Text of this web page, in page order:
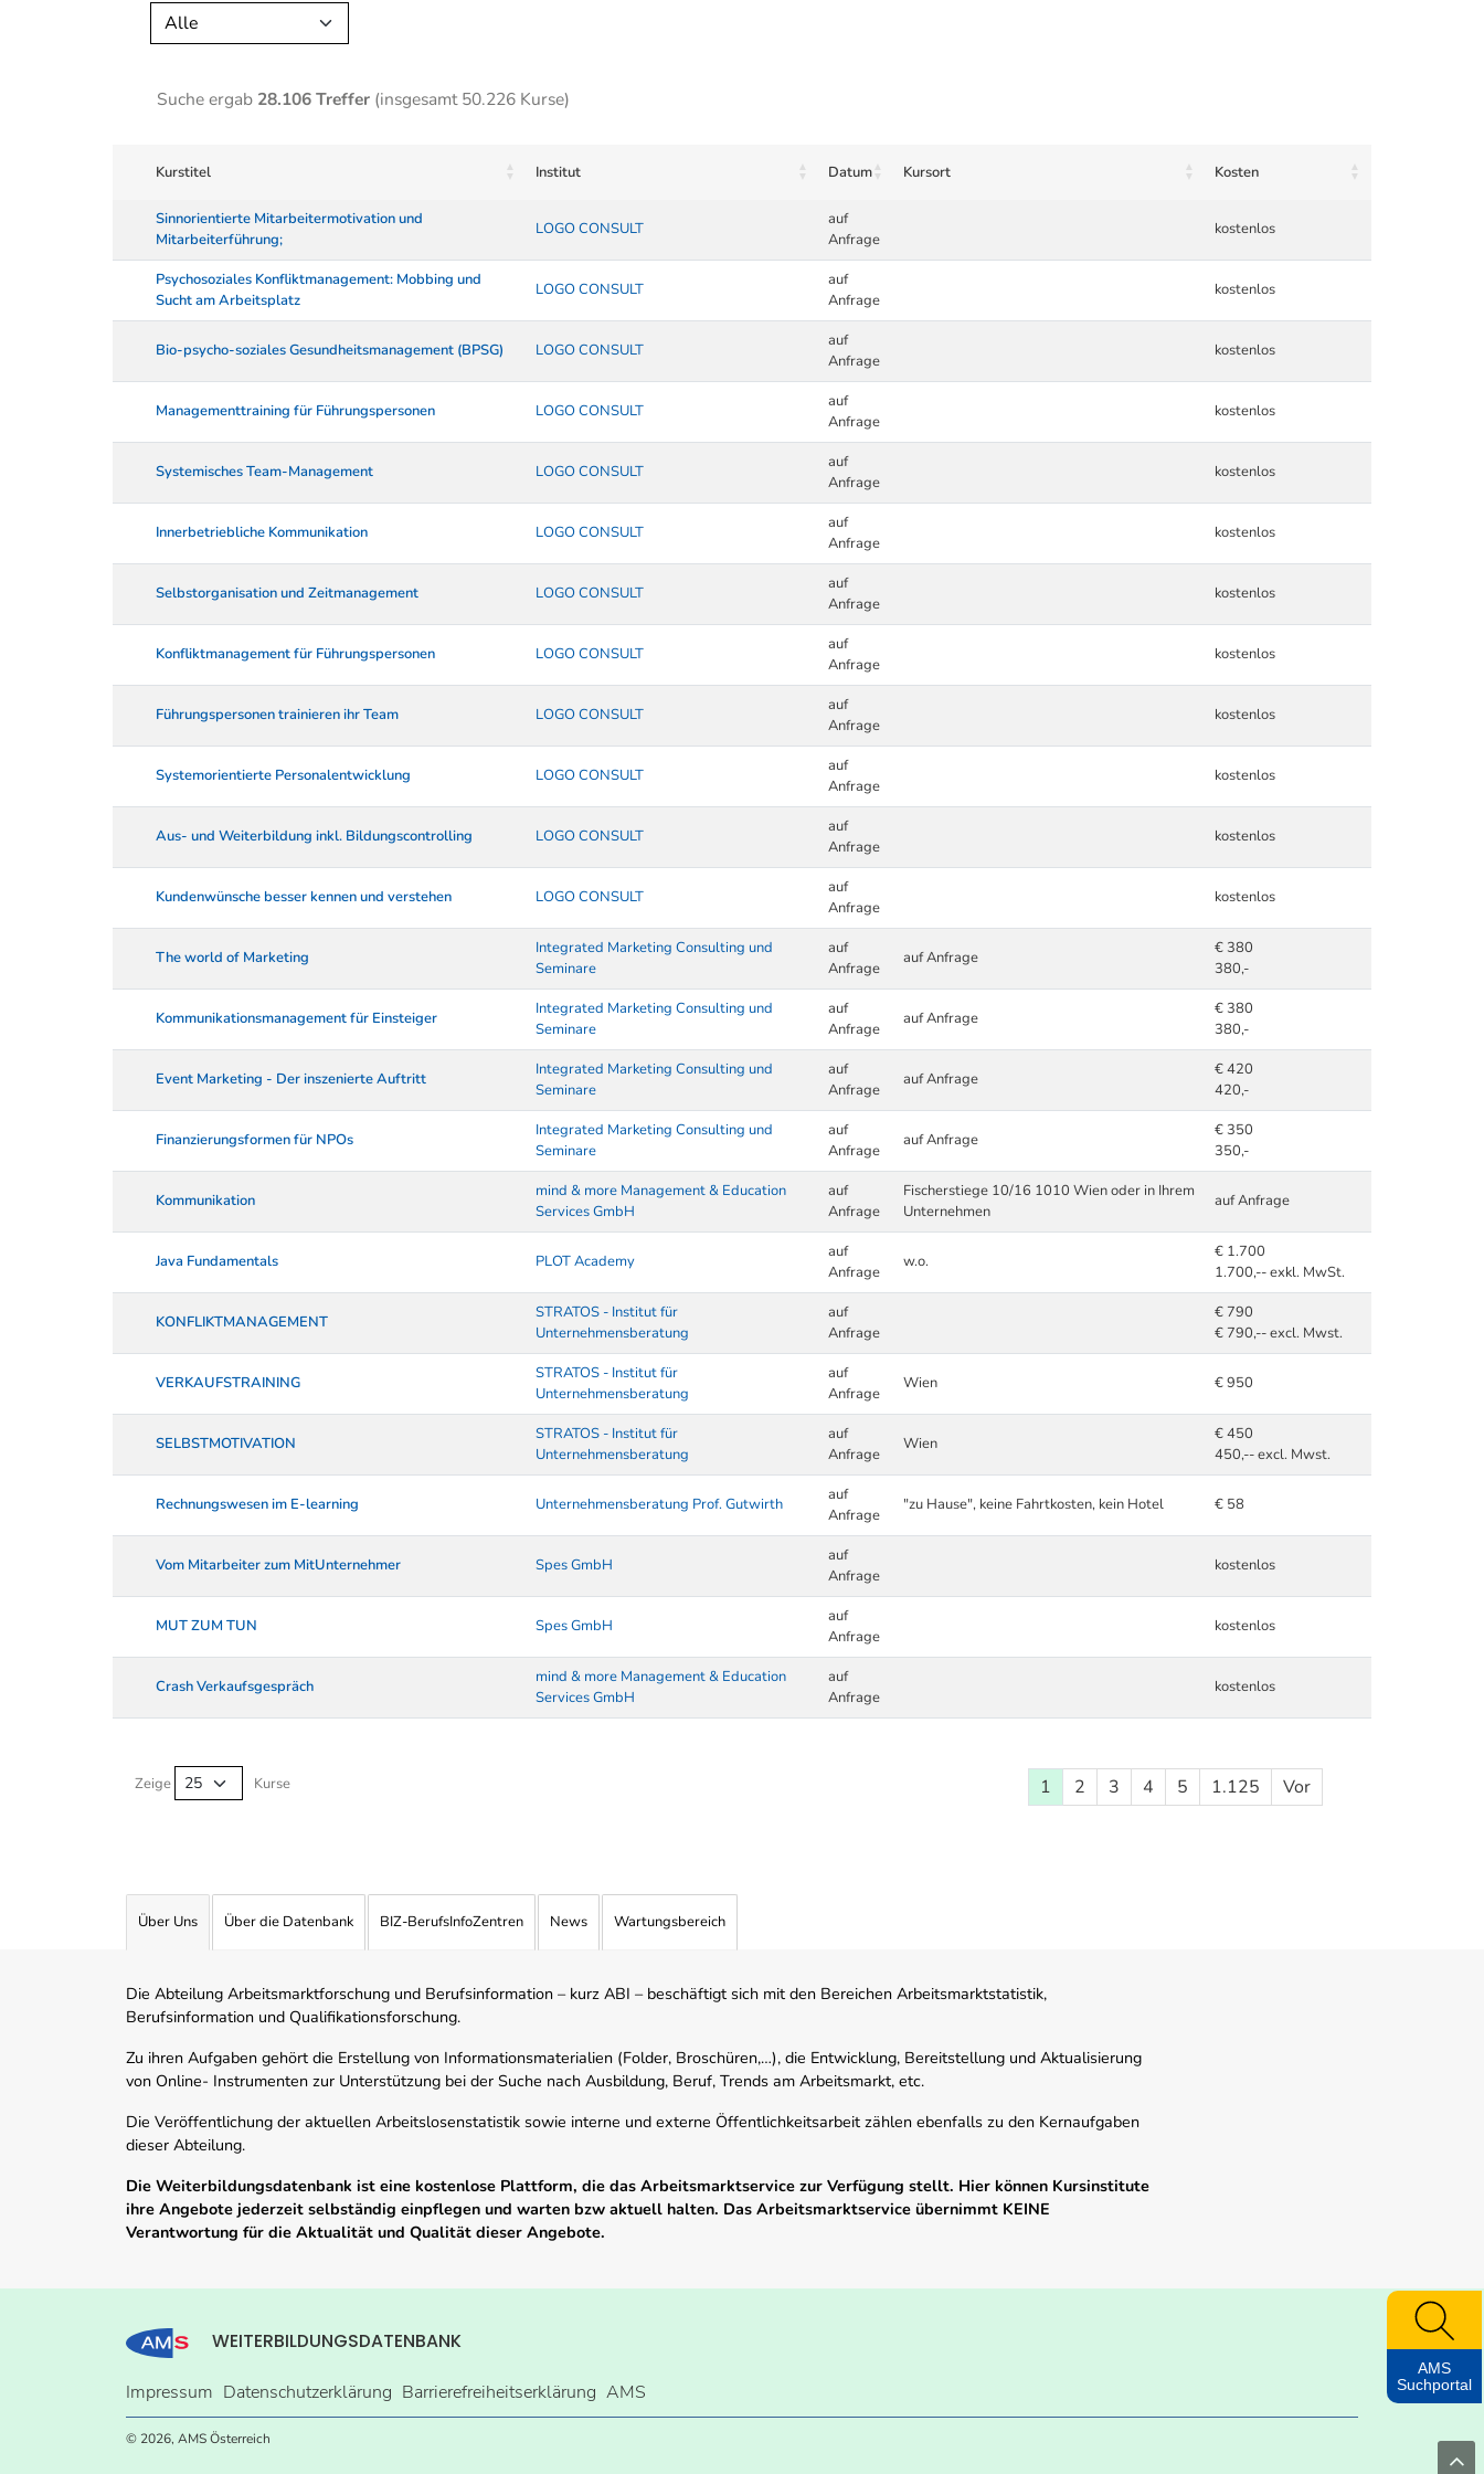
Alle
Suche ergab 28.106 Treffer (insgesamt 50.226 Kurse)
Kurstitel Institut Datum Kursort Kosten
Sinnorientierte Mitarbeitermotivation und
Mitarbeiterführung;
LOGO CONSULT
auf
Anfrage
kostenlos
Psychosoziales Konfliktmanagement: Mobbing und
Sucht am Arbeitsplatz
LOGO CONSULT
auf
Anfrage
kostenlos
Bio-psycho-soziales Gesundheitsmanagement (BPSG) LOGO CONSULT
auf
Anfrage
kostenlos
Managementtraining für Führungspersonen LOGO CONSULT
auf
Anfrage
kostenlos
Systemisches Team-Management LOGO CONSULT
auf
Anfrage
kostenlos
Innerbetriebliche Kommunikation LOGO CONSULT
auf
Anfrage
kostenlos
Selbstorganisation und Zeitmanagement LOGO CONSULT
auf
Anfrage
kostenlos
Konfliktmanagement für Führungspersonen LOGO CONSULT
auf
Anfrage
kostenlos
Führungspersonen trainieren ihr Team LOGO CONSULT
auf
Anfrage
kostenlos
Systemorientierte Personalentwicklung LOGO CONSULT
auf
Anfrage
kostenlos
Aus- und Weiterbildung inkl. Bildungscontrolling LOGO CONSULT
auf
Anfrage
kostenlos
Kundenwünsche besser kennen und verstehen LOGO CONSULT
auf
Anfrage
kostenlos
The world of Marketing
Integrated Marketing Consulting und
Seminare
auf
Anfrage
auf Anfrage
€ 380
380,-
Kommunikationsmanagement für Einsteiger
Integrated Marketing Consulting und
Seminare
auf
Anfrage
auf Anfrage
€ 380
380,-
Event Marketing - Der inszenierte Auftritt
Integrated Marketing Consulting und
Seminare
auf
Anfrage
auf Anfrage
€ 420
420,-
Finanzierungsformen für NPOs
Integrated Marketing Consulting und
Seminare
auf
Anfrage
auf Anfrage
€ 350
350,-
Kommunikation
mind & more Management & Education
Services GmbH
auf
Anfrage
Fischerstiege 10/16 1010 Wien oder in Ihrem
Unternehmen
auf Anfrage
Java Fundamentals PLOT Academy
auf
Anfrage
w.o.
€ 1.700
1.700,-- exkl. MwSt.
KONFLIKTMANAGEMENT
STRATOS - Institut für
Unternehmensberatung
auf
Anfrage
€ 790
€ 790,-- excl. Mwst.
VERKAUFSTRAINING
STRATOS - Institut für
Unternehmensberatung
auf
Anfrage
Wien € 950
SELBSTMOTIVATION
STRATOS - Institut für
Unternehmensberatung
auf
Anfrage
Wien
€ 450
450,-- excl. Mwst.
Rechnungswesen im E-learning Unternehmensberatung Prof. Gutwirth
auf
Anfrage
"zu Hause", keine Fahrtkosten, kein Hotel € 58
Vom Mitarbeiter zum MitUnternehmer Spes GmbH
auf
Anfrage
kostenlos
MUT ZUM TUN Spes GmbH
auf
Anfrage
kostenlos
Crash Verkaufsgespräch
mind & more Management & Education
Services GmbH
auf
Anfrage
kostenlos
Zeige Kurse 1 2 3 4 5 1.125 Vor
Über Uns Über die Datenbank BIZ-BerufsInfoZentren News Wartungsbereich
Die Abteilung Arbeitsmarktforschung und Berufsinformation – kurz ABI – beschäftigt sich mit den Bereichen Arbeitsmarktstatistik,
Berufsinformation und Qualifikationsforschung.
Zu ihren Aufgaben gehört die Erstellung von Informationsmaterialien (Folder, Broschüren,…), die Entwicklung, Bereitstellung und Aktualisierung
von Online- Instrumenten zur Unterstützung bei der Suche nach Ausbildung, Beruf, Trends am Arbeitsmarkt, etc.
Die Veröffentlichung der aktuellen Arbeitslosenstatistik sowie interne und externe Öffentlichkeitsarbeit zählen ebenfalls zu den Kernaufgaben
dieser Abteilung.
Die Weiterbildungsdatenbank ist eine kostenlose Plattform, die das Arbeitsmarktservice zur Verfügung stellt. Hier können Kursinstitute
ihre Angebote jederzeit selbständig einpflegen und warten bzw aktuell halten. Das Arbeitsmarktservice übernimmt KEINE
Verantwortung für die Aktualität und Qualität dieser Angebote.
WEITERBILDUNGSDATENBANK
Impressum Datenschutzerklärung Barrierefreiheitserklärung AMS
© 2026, AMS Österreich
AMS
Suchportal